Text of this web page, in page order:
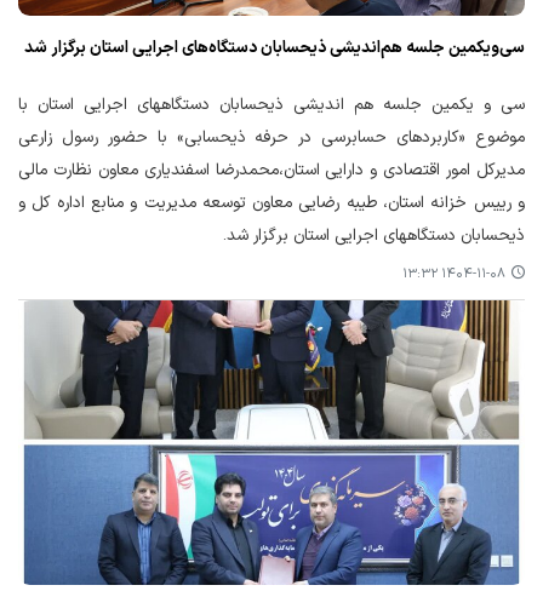
سی‌ویکمین جلسه هم‌اندیشی ذیحسابان دستگاه‌های اجرایی استان برگزار شد
سی و یکمین جلسه هم اندیشی ذیحسابان دستگاههای اجرایی استان با
موضوع «کاربردهای حسابرسی در حرفه ذیحسابی» با حضور رسول زارعی
مدیرکل امور اقتصادی و دارایی استان،محمدرضا اسفندیاری معاون نظارت مالی
و رییس خزانه استان، طیبه رضایی معاون توسعه مدیریت و منابع اداره کل و
ذیحسابان دستگاههای اجرایی استان برگزار شد.
۱۴۰۴-۱۱-۰۸ ۱۳:۳۲